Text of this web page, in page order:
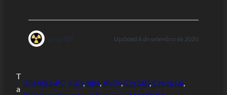
JailsonBR Updated 6 de setembro de 2020
T
a
25L8005PC-15G BIN BIOS, CH340, CH341A